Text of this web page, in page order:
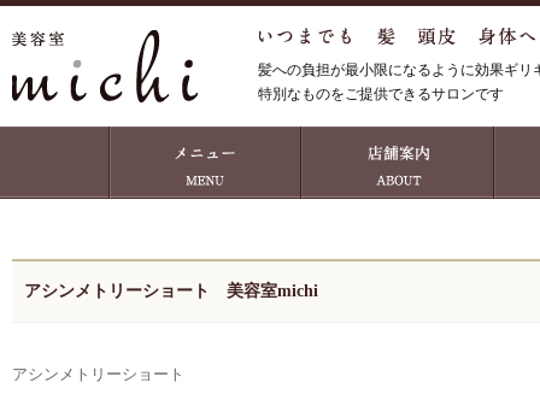
髪への負担が最小限になるように効果ギ
特別なものをご提供できるサロンです
アシンメトリーショート 美容室michi
アシンメトリーショート